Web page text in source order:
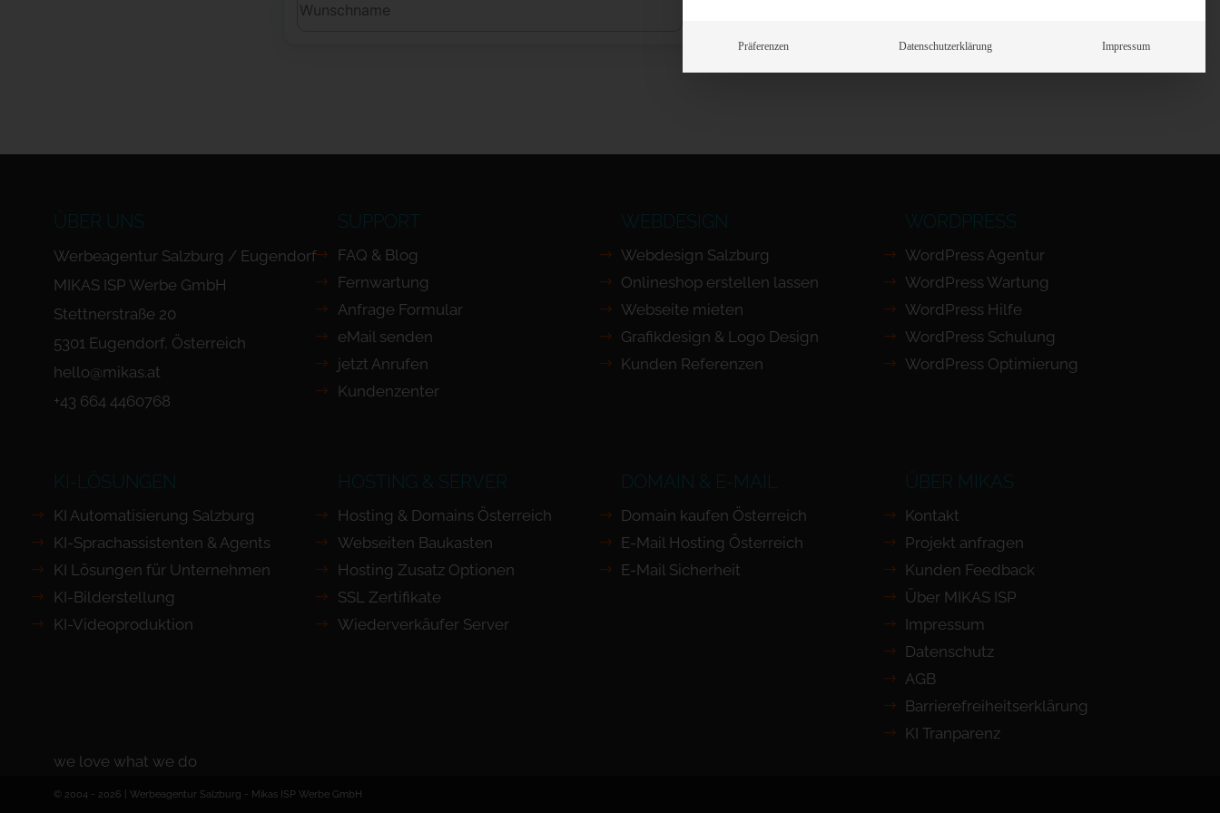
ÜBER UNS
Werbeagentur Salzburg / Eugendorf
MIKAS ISP Werbe GmbH
Stettnerstraße 20
5301 Eugendorf, Österreich
hello@mikas.at
+43 664 4460768
SUPPORT
FAQ & Blog
Fernwartung
Anfrage Formular
eMail senden
jetzt Anrufen
Kundenzenter
WEBDESIGN
Webdesign Salzburg
Onlineshop erstellen lassen
Webseite mieten
Grafikdesign & Logo Design
Kunden Referenzen
WORDPRESS
WordPress Agentur
WordPress Wartung
WordPress Hilfe
WordPress Schulung
WordPress Optimierung
KI-LÖSUNGEN
KI Automatisierung Salzburg
KI-Sprachassistenten & Agents
KI Lösungen für Unternehmen
KI-Bilderstellung
KI-Videoproduktion
HOSTING & SERVER
Hosting & Domains Österreich
Webseiten Baukasten
Hosting Zusatz Optionen
SSL Zertifikate
Wiederverkäufer Server
DOMAIN & E-MAIL
Domain kaufen Österreich
E-Mail Hosting Österreich
E-Mail Sicherheit
ÜBER MIKAS
Kontakt
Projekt anfragen
Kunden Feedback
Über MIKAS ISP
Impressum
Datenschutz
AGB
Barrierefreiheits­erklärung
KI Tranparenz
we love what we do
© 2004 - 2026 | Werbeagentur Salzburg - Mikas ISP Werbe GmbH
Präferenzen Datenschutzerklärung Impressum